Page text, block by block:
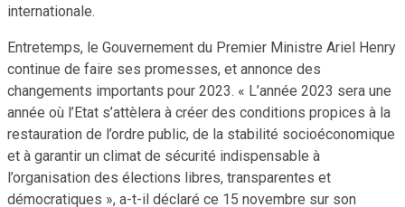
internationale.
Entretemps, le Gouvernement du Premier Ministre Ariel Henry
continue de faire ses promesses, et annonce des
changements importants pour 2023. « L’année 2023 sera une
année où l’Etat s’attèlera à créer des conditions propices à la
restauration de l’ordre public, de la stabilité socioéconomique
et à garantir un climat de sécurité indispensable à
l’organisation des élections libres, transparentes et
démocratiques », a-t-il déclaré ce 15 novembre sur son